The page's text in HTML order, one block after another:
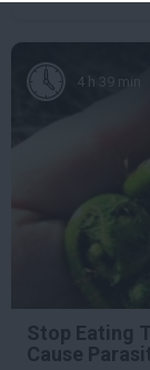
4 h 39 min
Stop Eating
Cause